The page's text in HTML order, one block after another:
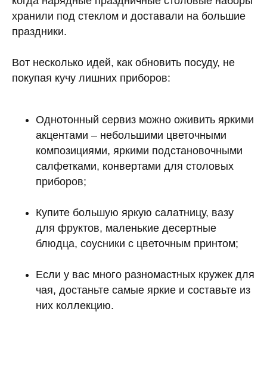
хранили под стеклом и доставали на большие
праздники.
Вот несколько идей, как обновить посуду, не
покупая кучу лишних приборов:
Однотонный сервиз можно оживить яркими
акцентами – небольшими цветочными
композициями, яркими подстановочными
салфетками, конвертами для столовых
приборов;
Купите большую яркую салатницу, вазу
для фруктов, маленькие десертные
блюдца, соусники с цветочным принтом;
Если у вас много разномастных кружек для
чая, достаньте самые яркие и составьте из
них коллекцию.